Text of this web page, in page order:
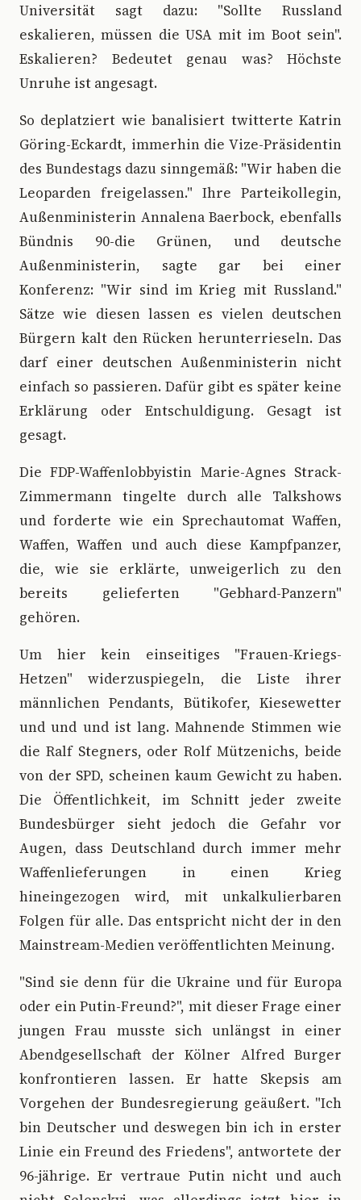
Universität sagt dazu: "Sollte Russland
eskalieren, müssen die USA mit im Boot sein".
Eskalieren? Bedeutet genau was? Höchste
Unruhe ist angesagt.
So deplatziert wie banalisiert twitterte Katrin
Göring-Eckardt, immerhin die Vize-Präsidentin
des Bundestags dazu sinngemäß: "Wir haben die
Leoparden freigelassen." Ihre Parteikollegin,
Außenministerin Annalena Baerbock, ebenfalls
Bündnis 90-die Grünen, und deutsche
Außenministerin, sagte gar bei einer
Konferenz: "Wir sind im Krieg mit Russland."
Sätze wie diesen lassen es vielen deutschen
Bürgern kalt den Rücken herunterrieseln. Das
darf einer deutschen Außenministerin nicht
einfach so passieren. Dafür gibt es später keine
Erklärung oder Entschuldigung. Gesagt ist
gesagt.
Die FDP-Waffenlobbyistin Marie-Agnes Strack-
Zimmermann tingelte durch alle Talkshows
und forderte wie ein Sprechautomat Waffen,
Waffen, Waffen und auch diese Kampfpanzer,
die, wie sie erklärte, unweigerlich zu den
bereits gelieferten "Gebhard-Panzern"
gehören.
Um hier kein einseitiges "Frauen-Kriegs-
Hetzen" widerzuspiegeln, die Liste ihrer
männlichen Pendants, Bütikofer, Kiesewetter
und und und ist lang. Mahnende Stimmen wie
die Ralf Stegners, oder Rolf Mützenichs, beide
von der SPD, scheinen kaum Gewicht zu haben.
Die Öffentlichkeit, im Schnitt jeder zweite
Bundesbürger sieht jedoch die Gefahr vor
Augen, dass Deutschland durch immer mehr
Waffenlieferungen in einen Krieg
hineingezogen wird, mit unkalkulierbaren
Folgen für alle. Das entspricht nicht der in den
Mainstream-Medien veröffentlichten Meinung.
"Sind sie denn für die Ukraine und für Europa
oder ein Putin-Freund?", mit dieser Frage einer
jungen Frau musste sich unlängst in einer
Abendgesellschaft der Kölner Alfred Burger
konfrontieren lassen. Er hatte Skepsis am
Vorgehen der Bundesregierung geäußert. "Ich
bin Deutscher und deswegen bin ich in erster
Linie ein Freund des Friedens", antwortete der
96-jährige. Er vertraue Putin nicht und auch